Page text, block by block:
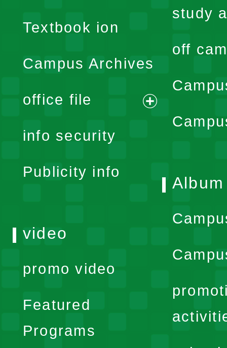
menu
Textbook ion
Campus Archives
office file
expand
info security
Publicity info
study
off
Album
video
promo video
Featured
Programs